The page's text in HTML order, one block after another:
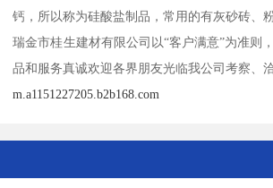
钙，所以称为硅酸盐制品，常用的有灰砂砖、
瑞金市桂生建材有限公司以“客户满意”为准则
品和服务真诚欢迎各界朋友光临我公司考察、
m.a1151227205.b2b168.com